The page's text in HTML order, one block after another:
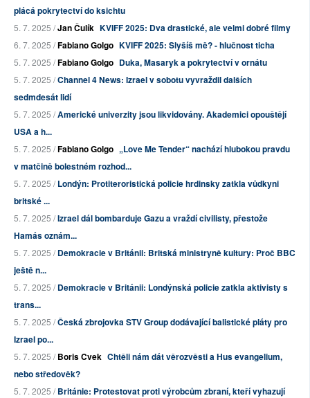
plácá pokrytectví do ksichtu
5. 7. 2025 /Jan Čulík KVIFF 2025: Dva drastické, ale velmi dobré filmy
6. 7. 2025 /Fabiano Golgo KVIFF 2025: Slyšíš mě? - hlučnost ticha
5. 7. 2025 /Fabiano Golgo Duka, Masaryk a pokrytectví v ornátu
5. 7. 2025 /Channel 4 News: Izrael v sobotu vyvraždil dalších
sedmdesát lidí
5. 7. 2025 /Americké univerzity jsou likvidovány. Akademici opouštějí
USA a h...
5. 7. 2025 /Fabiano Golgo „Love Me Tender“ nachází hlubokou pravdu
v matčině bolestném rozhod...
5. 7. 2025 /Londýn: Protiteroristická policie hrdinsky zatkla vůdkyni
britské ...
5. 7. 2025 /Izrael dál bombarduje Gazu a vraždí civilisty, přestože
Hamás oznám...
5. 7. 2025 /Demokracie v Británii: Britská ministryně kultury: Proč BBC
ještě n...
5. 7. 2025 /Demokracie v Británii: Londýnská policie zatkla aktivisty s
trans...
5. 7. 2025 /Česká zbrojovka STV Group dodávající balistické pláty pro
Izrael po...
5. 7. 2025 /Boris Cvek Chtěli nám dát věrozvěsti a Hus evangelium,
nebo středověk?
5. 7. 2025 /Británie: Protestovat proti výrobcům zbraní, kteří vyhazují